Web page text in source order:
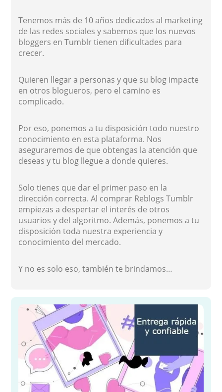
Tenemos más de 10 años dedicados al marketing
de las redes sociales y sabemos que los nuevos
bloggers en Tumblr tienen dificultades para
crecer.
Quieren llegar a personas y que su blog impacte
en otros blogueros, pero el camino es
complicado.
Por eso, ponemos a tu disposición todo nuestro
conocimiento en esta plataforma. Nos
aseguraremos de que obtengas la atención que
deseas y tu blog llegue a donde quieres.
Solo tienes que dar el primer paso en la
dirección correcta. Al comprar Reblogs Tumblr
empiezas a despertar el interés de otros
usuarios y del algoritmo. Además, ponemos a tu
disposición toda nuestra experiencia y
conocimiento del mercado.
Y no es solo eso, también te brindamos…